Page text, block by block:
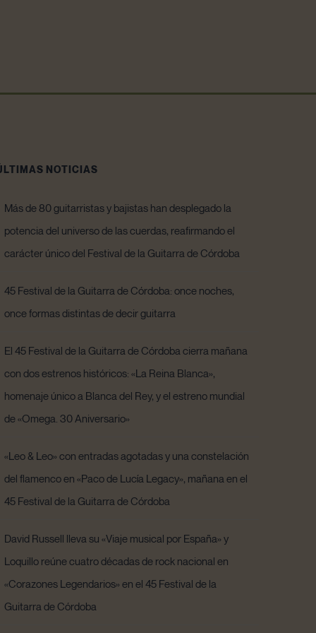
NOTICIAS
Más de 80 guitarristas y bajistas han desplegado la
potencia del universo de las cuerdas, reafirmando el
carácter único del Festival de la Guitarra de Córdoba
45 Festival de la Guitarra de Córdoba: once noches,
once formas distintas de decir guitarra
El 45 Festival de la Guitarra de Córdoba cierra mañana
con dos estrenos históricos: «La Reina Blanca»,
homenaje único a Blanca del Rey, y el estreno mundial
de «Omega. 30 Aniversario»
«Leo & Leo» con entradas agotadas y una constelación
del flamenco en «Paco de Lucía Legacy», mañana en el
45 Festival de la Guitarra de Córdoba
David Russell lleva su «Viaje musical por España» y
Loquillo reúne cuatro décadas de rock nacional en
«Corazones Legendarios» en el 45 Festival de la
Guitarra de Córdoba